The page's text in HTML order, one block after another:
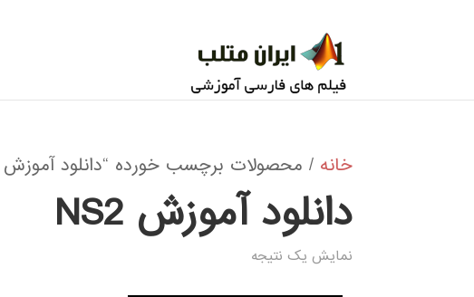
خانه / محصولات برچسب خورده “دانلود آموزش NS2”
دانلود آموزش NS2
نمایش یک نتیجه